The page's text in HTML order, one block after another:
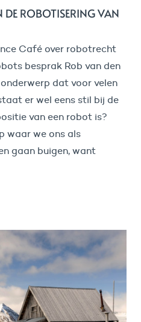
DE ROBOTISERING VAN
Café over robotrecht
besprak Rob van den
dat voor velen
er wel eens stil bij de
van een robot is?
waar we ons als
gaan buigen, want